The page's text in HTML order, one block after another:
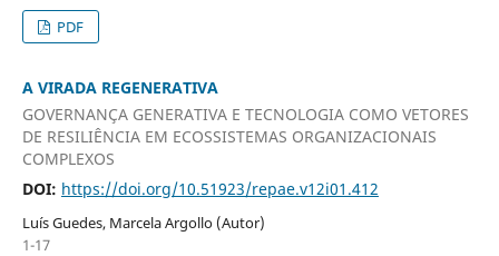
PDF
A VIRADA REGENERATIVA
GOVERNANÇA GENERATIVA E TECNOLOGIA COMO VETORES
DE RESILIÊNCIA EM ECOSSISTEMAS ORGANIZACIONAIS
COMPLEXOS
DOI: https://doi.org/10.51923/repae.v12i01.412
Luís Guedes, Marcela Argollo (Autor)
1-17